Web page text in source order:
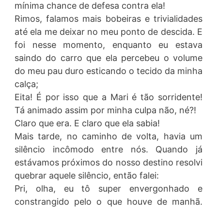
mínima chance de defesa contra ela!
Rimos, falamos mais bobeiras e trivialidades
até ela me deixar no meu ponto de descida. E
foi nesse momento, enquanto eu estava
saindo do carro que ela percebeu o volume
do meu pau duro esticando o tecido da minha
calça;
Eita! É por isso que a Mari é tão sorridente!
Tá animado assim por minha culpa não, né?!
Claro que era. E claro que ela sabia!
Mais tarde, no caminho de volta, havia um
silêncio incômodo entre nós. Quando já
estávamos próximos do nosso destino resolvi
quebrar aquele silêncio, então falei:
Pri, olha, eu tô super envergonhado e
constrangido pelo o que houve de manhã.